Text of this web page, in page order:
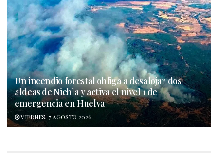
Un incendio forestal obliga a desalojar dos
aldeas de Niebla y activa el nivel 1 de
emergencia en Huelva
VIERNES, 7 AGOSTO 2026